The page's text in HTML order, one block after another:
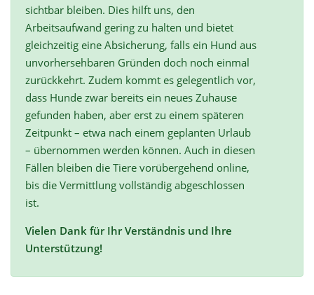
sichtbar bleiben. Dies hilft uns, den
Arbeitsaufwand gering zu halten und bietet
gleichzeitig eine Absicherung, falls ein Hund aus
unvorhersehbaren Gründen doch noch einmal
zurückkehrt. Zudem kommt es gelegentlich vor,
dass Hunde zwar bereits ein neues Zuhause
gefunden haben, aber erst zu einem späteren
Zeitpunkt – etwa nach einem geplanten Urlaub
– übernommen werden können. Auch in diesen
Fällen bleiben die Tiere vorübergehend online,
bis die Vermittlung vollständig abgeschlossen
ist.
Vielen Dank für Ihr Verständnis und Ihre
Unterstützung!